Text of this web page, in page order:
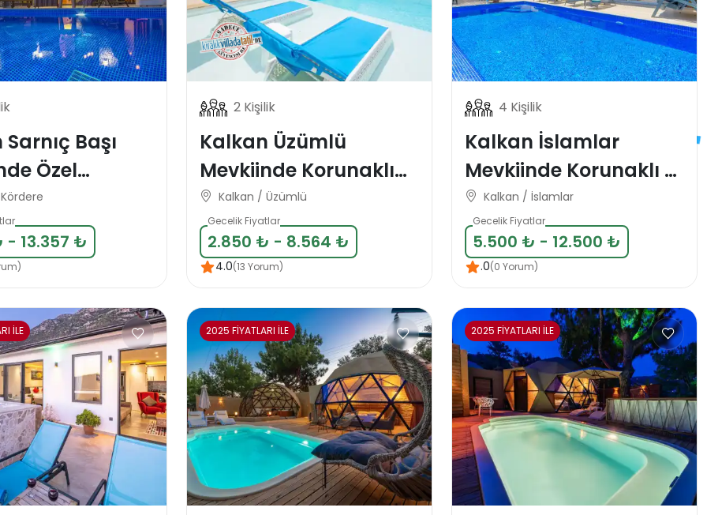
Başı
Özel
Korunaklı
- 13.357 ₺
2 Kişilik
Kalkan Üzümlü
Mevkiinde Korunaklı
Lüks Balayı Tatil
Villası
Kalkan / Üzümlü
Gecelik Fiyatlar
2.850 ₺ - 8.564 ₺
4.0(13 Yorum)
4 Kişilik
Kalkan İslamlar
Mevkiinde Korunaklı 4
Kişlik Tatil Villası
Kalkan / İslamlar
Gecelik Fiyatlar
5.500 ₺ - 12.500 ₺
.0(0 Yorum)
İLE 2025 FİYATLARI İLE 2025 FİYATLARI İLE